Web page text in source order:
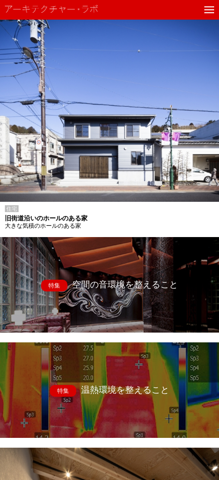
住宅
旧街道沿いのホールのある家
大きな気積のホールのある家
特集 空間の音環境を整えること
特集 温熱環境を整えること